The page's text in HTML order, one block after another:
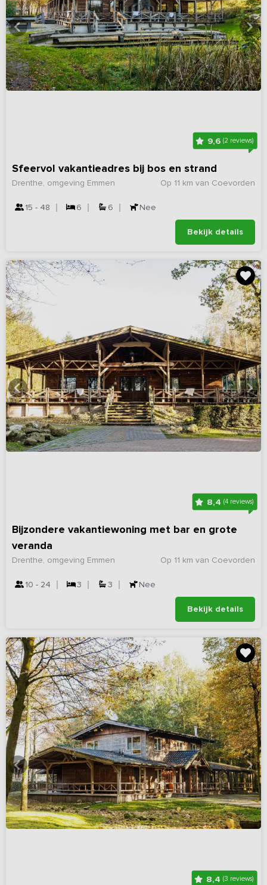
9,6(2 reviews)
Sfeervol vakantieadres bij bos en strand
Op 11 km van Coevorden
Drenthe, omgeving Emmen
15 - 48 6 6 Nee
Bekijk details
8,4(4 reviews)
Bijzondere vakantiewoning met bar en grote
veranda
Op 11 km van Coevorden
Drenthe, omgeving Emmen
10 - 24 3 3 Nee
Bekijk details
8,4(3 reviews)